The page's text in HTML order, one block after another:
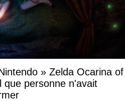
» Zelda Ocarina of
que personne n'avait